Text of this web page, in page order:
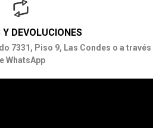
DEVOLUCIONES
7331, Piso 9, Las Condes o a través
WhatsApp